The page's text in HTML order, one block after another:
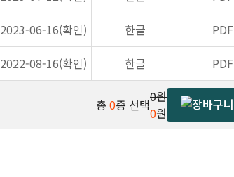
2023-06-16(확인) 한글 PDF
2022-08-16(확인) 한글 PDF
총 0종 선택0원
0원